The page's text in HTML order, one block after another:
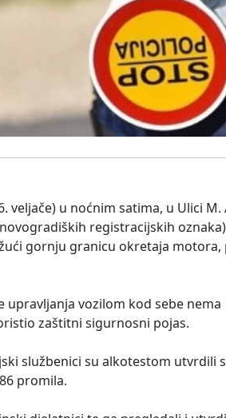
u noćnim satima, u Ulici M.
registracijskih
gornju granicu okretaja motora,
upravljanja vozilom kod sebe
zaštitni sigurnosni pojas.
službenici su alkotestom utvrdili
promila.